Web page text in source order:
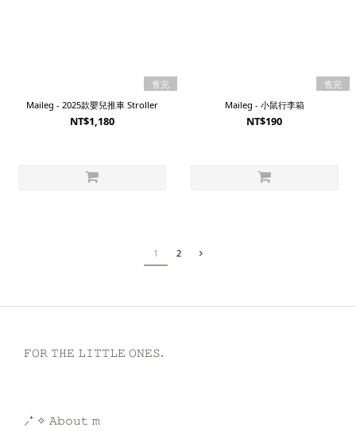
售完
Maileg - 2025款嬰兒推車 Stroller
NT$1,180
售完
Maileg - 小鼠行李箱
NT$190
1 2
𝙵𝙾𝚁 𝚃𝙷𝙴 𝙻𝙸𝚃𝚃𝙻𝙴 𝙾𝙽𝙴𝚂.
⸝⁺ ✧ 𝙰𝚋𝚘𝚞𝚝 𝚖